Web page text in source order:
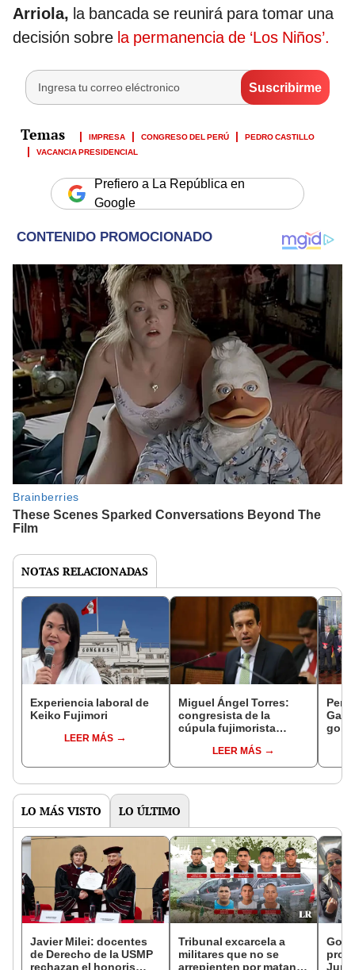
Arriola, la bancada se reunirá para tomar una
decisión sobre la permanencia de ‘Los Niños’.
IMPRESA CONGRESO DEL PERÚ
PEDRO CASTILLO
VACANCIA PRESIDENCIAL
Prefiero a La República en
Google
NOTAS RELACIONADAS
Experiencia laboral de
Keiko Fujimori
LEER MÁS
Miguel Ángel Torres:
congresista de la
cúpula fujimorista
del SenadoLEER MÁS
LO MÁS VISTO LO ÚLTIMO
Javier Milei: docentes
de Derecho de la USMP
rechazan el honoris
Tribunal excarcela a
militares que no se
arrepienten por matanza